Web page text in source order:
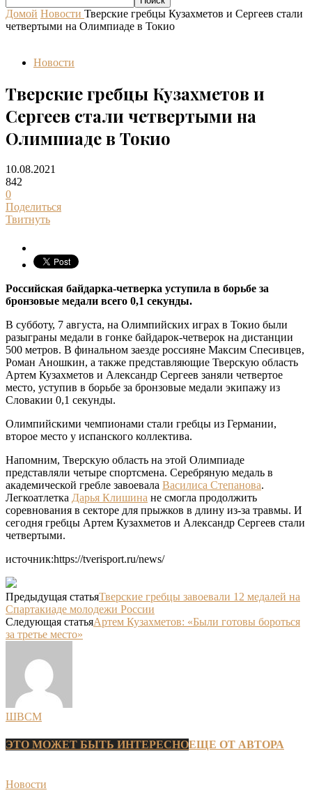
Домой Новости Тверские гребцы Кузахметов и Сергеев стали
четвертыми на Олимпиаде в Токио
Новости
Тверские гребцы Кузахметов и
Сергеев стали четвертыми на
Олимпиаде в Токио
10.08.2021
842
0
Поделиться
Твитнуть
Российская байдарка-четверка уступила в борьбе за
бронзовые медали всего 0,1 секунды.
В субботу, 7 августа, на Олимпийских играх в Токио были
разыграны медали в гонке байдарок-четверок на дистанции
500 метров. В финальном заезде россияне Максим Спесивцев,
Роман Аношкин, а также представляющие Тверскую область
Артем Кузахметов и Александр Сергеев заняли четвертое
место, уступив в борьбе за бронзовые медали экипажу из
Словакии 0,1 секунды.
Олимпийскими чемпионами стали гребцы из Германии,
второе место у испанского коллектива.
Напомним, Тверскую область на этой Олимпиаде
представляли четыре спортсмена. Серебряную медаль в
академической гребле завоевала Василиса Степанова.
Легкоатлетка Дарья Клишина не смогла продолжить
соревнования в секторе для прыжков в длину из-за травмы. И
сегодня гребцы Артем Кузахметов и Александр Сергеев стали
четвертыми.
источник:https://tverisport.ru/news/
Предыдущая статьяТверские гребцы завоевали 12 медалей на
Спартакиаде молодежи России
Следующая статьяАртем Кузахметов: «Были готовы бороться
за третье место»
ШВСМ
ЭТО МОЖЕТ БЫТЬ ИНТЕРЕСНОЕЩЕ ОТ АВТОРА
Новости